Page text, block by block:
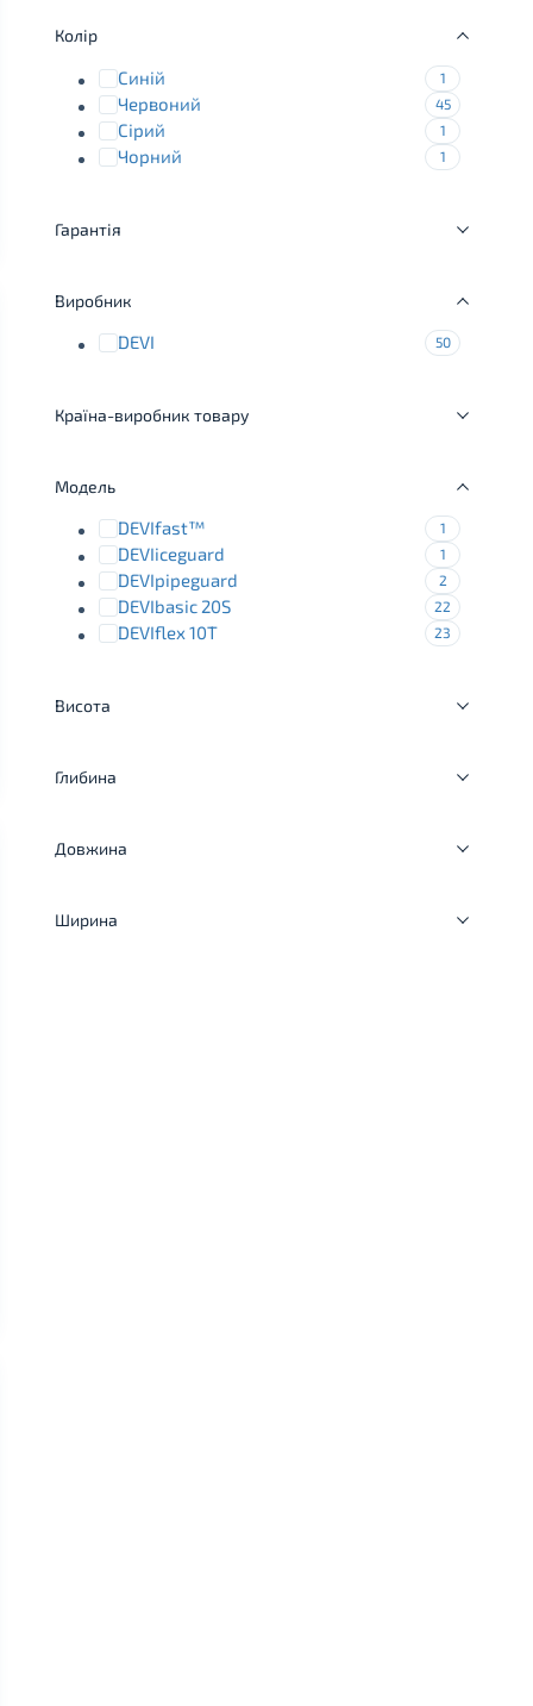
Колір
Синій 1
Червоний 45
Сірий 1
Чорний 1
Гарантія
Виробник
DEVI 50
Країна-виробник товару
Модель
DEVIfast™ 1
DEVIiceguard 1
DEVIpipeguard 2
DEVIbasic 20S 22
DEVIflex 10T 23
Висота
Глибина
Довжина
Ширина